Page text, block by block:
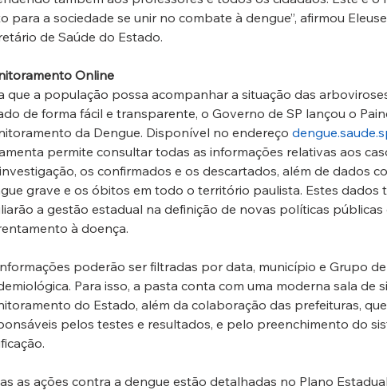
para a sociedade se unir no combate à dengue”, afirmou
de Saúde do Estado.
Online
que a população possa acompanhar a situação das
de forma fácil e transparente, o Governo de SP lançou o
da Dengue. Disponível no endereço
permite consultar todas as informações relativas aos
os confirmados e os descartados, além de dados
grave e os óbitos em todo o território paulista. Estes dados
a gestão estadual na definição de novas políticas públicas
à doença.
poderão ser filtradas por data, município e Grupo
Para isso, a pasta conta com uma moderna sala de
do Estado, além da colaboração das prefeituras,
pelos testes e resultados, e pelo preenchimento do
as ações contra a dengue estão detalhadas no Plano